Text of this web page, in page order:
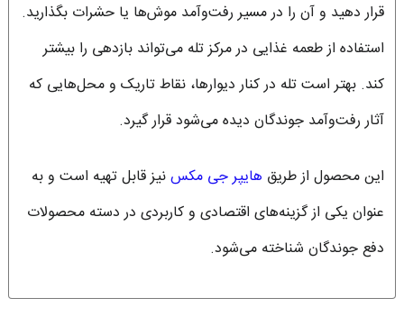
قرار دهید و آن را در مسیر رفت‌وآمد موش‌ها یا حشرات بگذارید.
استفاده از طعمه غذایی در مرکز تله می‌تواند بازدهی را بیشتر
کند. بهتر است تله در کنار دیوارها، نقاط تاریک و محل‌هایی که
آثار رفت‌وآمد جوندگان دیده می‌شود قرار گیرد.
این محصول از طریق هایپر جی مکسنیز قابل تهیه است و به
عنوان یکی از گزینه‌های اقتصادی و کاربردی در دسته محصولات
دفع جوندگان شناخته می‌شود.